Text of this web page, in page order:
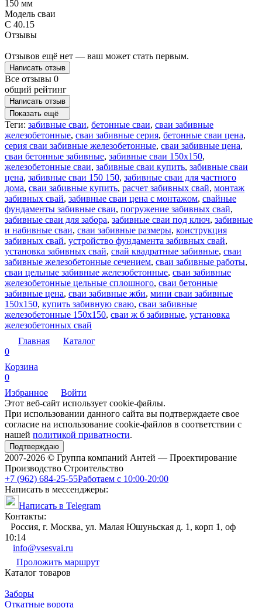
150 мм
Модель сваи
С 40.15
Отзывы
Отзывов ещё нет — ваш может стать первым.
Написать отзыв
Все отзывы 0
общий рейтинг
Написать отзыв
Показать ещё
Теги: забивные сваи, бетонные сваи, сваи забивные
железобетонные, сваи забивные серия, бетонные сваи цена,
серия сваи забивные железобетонные, сваи забивные цена,
сваи бетонные забивные, забивные сваи 150х150,
железобетонные сваи, забивные сваи купить, забивные сваи
цена, забивные сваи 150 150, забивные сваи для частного
дома, сваи забивные купить, расчет забивных свай, монтаж
забивных свай, забивные сваи цена с монтажом, свайные
фундаменты забивные сваи, погружение забивных свай,
забивные сваи для забора, забивные сваи под ключ, забивные
и набивные сваи, сваи забивные размеры, конструкция
забивных свай, устройство фундамента забивных свай,
установка забивных свай, свай квадратные забивные, сваи
забивные железобетонные сечением, сваи забивные работы,
сваи цельные забивные железобетонные, сваи забивные
железобетонные цельные сплошного, сваи бетонные
забивные цена, сваи забивные жби, мини сваи забивные
150х150, купить забивную сваю, сваи забивные
железобетонные 150х150, сваи ж б забивные, установка
железобетонных свай
Главная
Каталог
0
Корзина
0
Избранное
Войти
Этот веб-сайт использует cookie-файлы.
При использовании данного сайта вы подтверждаете свое
согласие на использование cookie-файлов в соответствии с
нашей политикой приватности.
Подтверждаю
2007-2026 © Группа компаний Антей — Проектирование
Производство Строительство
+7 (962) 684-25-55Работаем с 10:00-20:00
Написать в мессенджеры:
Написать в Telegram
Контакты:
Россия, г. Москва, ул. Малая Юшуньская д. 1, корп 1, оф
10:14
info@vsesvai.ru
Проложить маршрут
Каталог товаров
Заборы
Откатные ворота